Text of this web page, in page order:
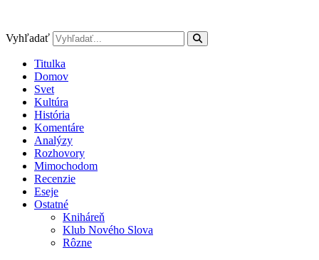
obsah
Vyhľadať
Titulka
Domov
Svet
Kultúra
História
Komentáre
Analýzy
Rozhovory
Mimochodom
Recenzie
Eseje
Ostatné
Kniháreň
Klub Nového Slova
Rôzne